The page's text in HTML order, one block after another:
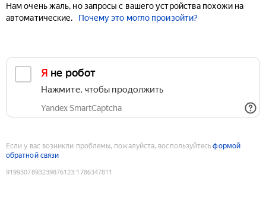
Нам очень жаль, но запросы с вашего устройства похожи на
автоматические.
Почему это могло произойти?
Я не робот
Нажмите, чтобы продолжить
Yandex SmartCaptcha
Если у вас возникли проблемы, пожалуйста, воспользуйтесьформой
обратной связи
9199307893239876123:1786347811